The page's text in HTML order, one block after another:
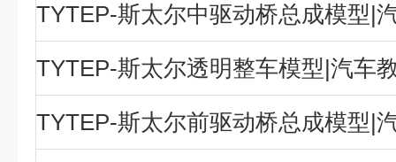
TYTEP-斯太尔中驱动桥总成模型|
TYTEP-斯太尔透明整车模型|汽车
TYTEP-斯太尔前驱动桥总成模型|